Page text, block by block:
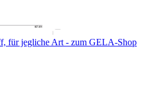
für jegliche Art - zum GELA-Shop